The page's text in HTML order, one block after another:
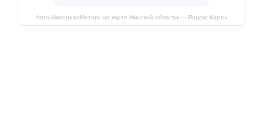
Авто-ИмпериалМоторс на карте Минской области — Яндекс Карты